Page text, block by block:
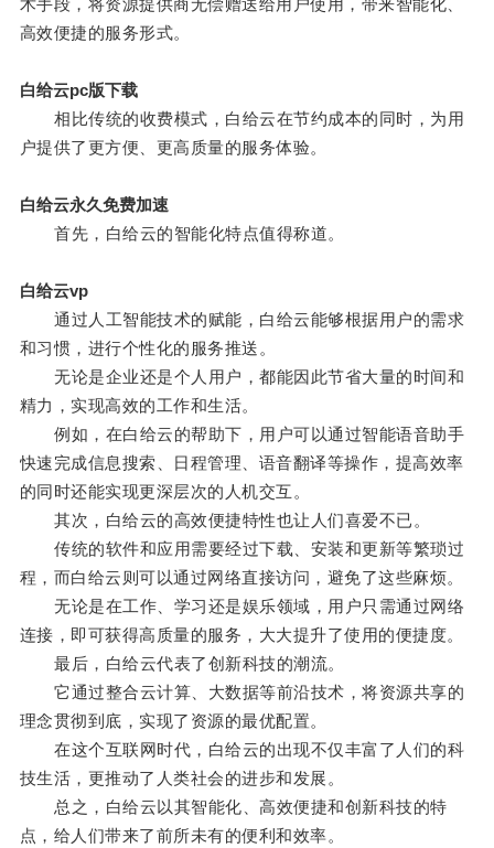
术手段，将资源提供商无偿赠送给用户使用，带来智能化、
高效便捷的服务形式。
白给云pc版下载
相比传统的收费模式，白给云在节约成本的同时，为用
户提供了更方便、更高质量的服务体验。
白给云永久免费加速
首先，白给云的智能化特点值得称道。
白给云vp
通过人工智能技术的赋能，白给云能够根据用户的需求
和习惯，进行个性化的服务推送。
无论是企业还是个人用户，都能因此节省大量的时间和
精力，实现高效的工作和生活。
例如，在白给云的帮助下，用户可以通过智能语音助手
快速完成信息搜索、日程管理、语音翻译等操作，提高效率
的同时还能实现更深层次的人机交互。
其次，白给云的高效便捷特性也让人们喜爱不已。
传统的软件和应用需要经过下载、安装和更新等繁琐过
程，而白给云则可以通过网络直接访问，避免了这些麻烦。
无论是在工作、学习还是娱乐领域，用户只需通过网络
连接，即可获得高质量的服务，大大提升了使用的便捷度。
最后，白给云代表了创新科技的潮流。
它通过整合云计算、大数据等前沿技术，将资源共享的
理念贯彻到底，实现了资源的最优配置。
在这个互联网时代，白给云的出现不仅丰富了人们的科
技生活，更推动了人类社会的进步和发展。
总之，白给云以其智能化、高效便捷和创新科技的特
点，给人们带来了前所未有的便利和效率。